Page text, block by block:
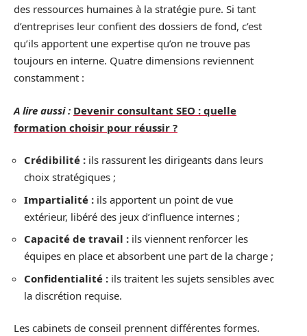
des ressources humaines à la stratégie pure. Si tant
d’entreprises leur confient des dossiers de fond, c’est
qu’ils apportent une expertise qu’on ne trouve pas
toujours en interne. Quatre dimensions reviennent
constamment :
A lire aussi : Devenir consultant SEO : quelle
formation choisir pour réussir ?
Crédibilité : ils rassurent les dirigeants dans leurs
choix stratégiques ;
Impartialité : ils apportent un point de vue
extérieur, libéré des jeux d’influence internes ;
Capacité de travail : ils viennent renforcer les
équipes en place et absorbent une part de la charge ;
Confidentialité : ils traitent les sujets sensibles avec
la discrétion requise.
Les cabinets de conseil prennent différentes formes.